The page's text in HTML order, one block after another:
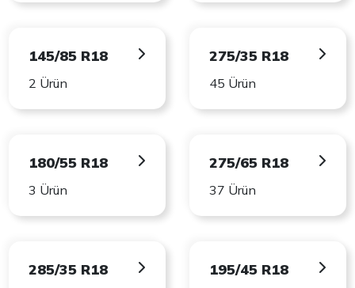
145/85 R18
2 Ürün
275/35 R18
45 Ürün
180/55 R18
3 Ürün
275/65 R18
37 Ürün
285/35 R18 195/45 R18